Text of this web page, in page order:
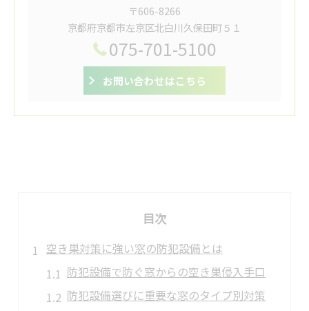
〒606-8266
京都府京都市左京区北白川久保田町５１
075-701-5100
お問い合わせはこちら
目次
空き巣対策に強い窓の防犯設備とは
防犯設備で防ぐ窓からの空き巣侵入手口
防犯設備選びに重要な窓のタイプ別対策